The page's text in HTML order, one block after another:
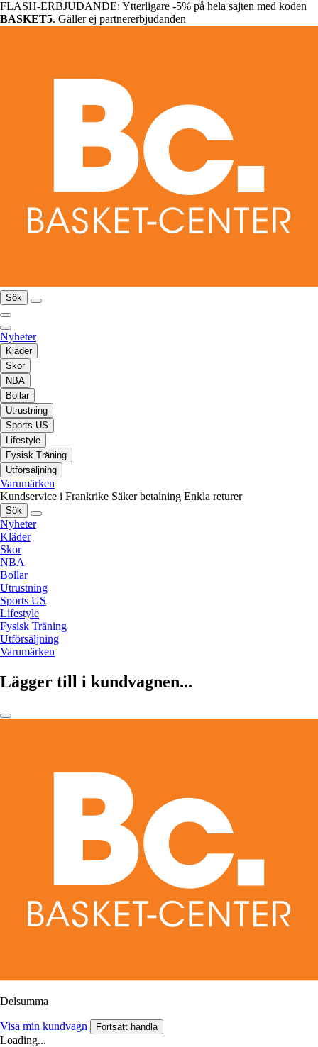
FLASH-ERBJUDANDE: Ytterligare -5% på hela sajten med koden
BASKET5. Gäller ej partnererbjudanden
Sök
Nyheter
Kläder
Skor
NBA
Bollar
Utrustning
Sports US
Lifestyle
Fysisk Träning
Utförsäljning
Varumärken
Kundservice i Frankrike Säker betalning Enkla returer
Sök
Nyheter
Kläder
Skor
NBA
Bollar
Utrustning
Sports US
Lifestyle
Fysisk Träning
Utförsäljning
Varumärken
Lägger till i kundvagnen...
Delsumma
Visa min kundvagn Fortsätt handla
Loading...